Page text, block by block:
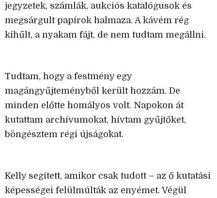
jegyzetek, számlák, aukciós katalógusok és
megsárgult papírok halmaza. A kávém rég
kihűlt, a nyakam fájt, de nem tudtam megállni.
Tudtam, hogy a festmény egy
magángyűjteményből került hozzám. De
minden előtte homályos volt. Napokon át
kutattam archívumokat, hívtam gyűjtőket,
böngésztem régi újságokat.
Kelly segített, amikor csak tudott – az ő kutatási
képességei felülmúlták az enyémet. Végül